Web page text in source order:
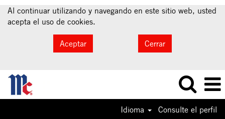
Al continuar utilizando y navegando en este sitio web, usted
acepta el uso de cookies.
Aceptar Cerrar
Idioma Consulte el perfil